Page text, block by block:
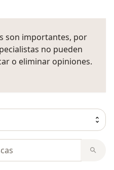
son importantes, por
no pueden
o eliminar opiniones.